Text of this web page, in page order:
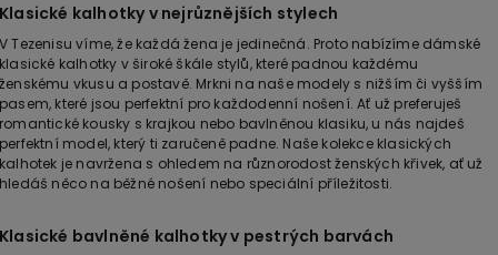
Klasické kalhotky v nejrůznějších stylech
V Tezenisu víme, že každá žena je jedinečná. Proto nabízíme dámské
klasické kalhotky v široké škále stylů, které padnou každému
ženskému vkusu a postavě. Mrkni na naše modely s nižším či vyšším
pasem, které jsou perfektní pro každodenní nošení. Ať už preferuješ
romantické kousky s krajkou nebo bavlněnou klasiku, u nás najdeš
perfektní model, který ti zaručeně padne. Naše kolekce klasických
kalhotek je navržena s ohledem na různorodost ženských křivek, ať už
hledáš něco na běžné nošení nebo speciální příležitosti.
Klasické bavlněné kalhotky v pestrých barvách